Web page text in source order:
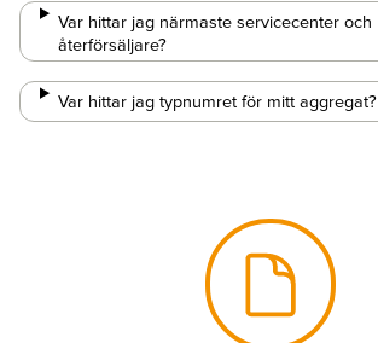
Var hittar jag närmaste servicecenter och
återförsäljare?
Var hittar jag typnumret för mitt aggregat?